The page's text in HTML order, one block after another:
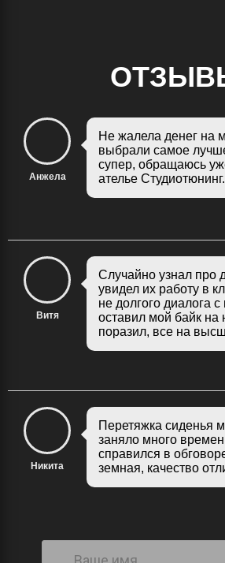
Анжела
Не жалела денег на
выбрали самое
супер, обращаюсь
ателье Студиотюнинг.
Витя
Случайно узнал про
увидел их работу в
не долгого диалога
оставил мой байк на
поразил, все на
Никита
Перетяжка сиденья
заняло много
справился в
земная, качество